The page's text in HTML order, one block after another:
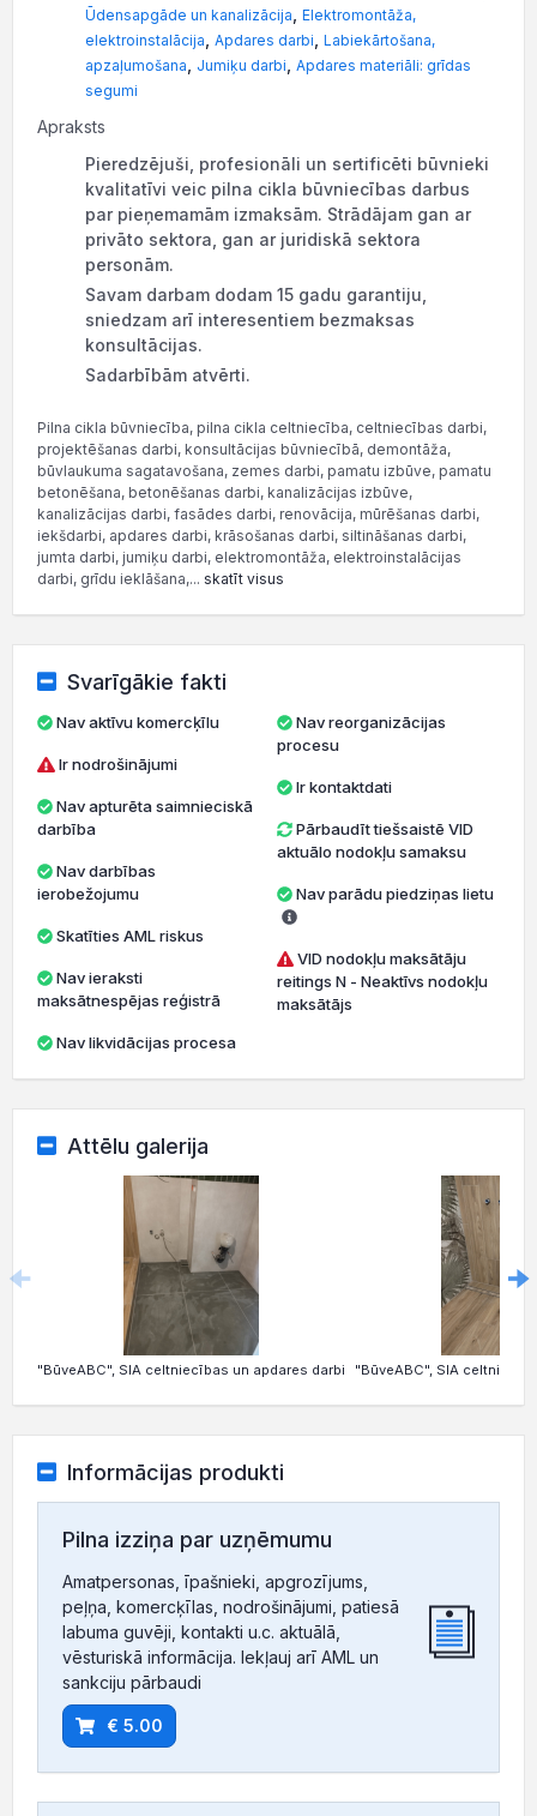
Ūdensapgāde un kanalizācija Elektromontāža,
elektroinstalācija Apdares darbi Labiekārtošana,
apzaļumošana
Jumiķu darbi Apdares materiāli: grīdas
segumi
Apraksts
Pieredzējuši, profesionāli un sertificēti būvnieki
kvalitatīvi veic pilna cikla būvniecības darbus
par pieņemamām izmaksām. Strādājam gan ar
privāto sektora, gan ar juridiskā sektora
personām.
Savam darbam dodam 15 gadu garantiju,
sniedzam arī interesentiem bezmaksas
konsultācijas.
Sadarbībām atvērti.
Pilna cikla būvniecība, pilna cikla celtniecība, celtniecības darbi,
projektēšanas darbi, konsultācijas būvniecībā, demontāža,
būvlaukuma sagatavošana, zemes darbi, pamatu izbūve, pamatu
betonēšana, betonēšanas darbi, kanalizācijas izbūve,
kanalizācijas darbi, fasādes darbi, renovācija, mūrēšanas darbi,
iekšdarbi, apdares darbi, krāsošanas darbi, siltināšanas darbi,
jumta darbi, jumiķu darbi, elektromontāža, elektroinstalācijas
darbi, grīdu ieklāšana,... skatīt visus
Svarīgākie fakti
Nav aktīvu komercķīlu
Ir nodrošinājumi
darbība
ierobežojumu
Skatīties AML riskus
maksātnespējas reģistrā
Nav likvidācijas procesa
Nav reorganizācijas
procesu
Ir kontaktdati
Pārbaudīt tiešsaistē VID
aktuālo nodokļu samaksu
Nav parādu piedziņas lietu
VID nodokļu maksātāju
reitings N - Neaktīvs nodokļu
maksātājs
Attēlu galerija
"BūveABC", SIA celtniecības un apdares darbi "BūveABC", SIA
Informācijas produkti
Pilna izziņa par uzņēmumu
Amatpersonas, īpašnieki, apgrozījums,
peļņa, komercķīlas, nodrošinājumi, patiesā
labuma guvēji, kontakti u.c. aktuālā,
vēsturiskā informācija. Iekļauj arī AML un
sankciju pārbaudi
€ 5.00